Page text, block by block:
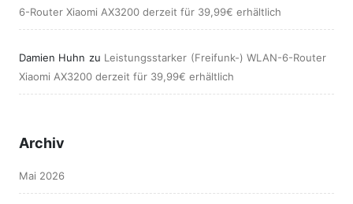
6-Router Xiaomi AX3200 derzeit für 39,99€ erhältlich
Damien Huhn zu Leistungsstarker (Freifunk-) WLAN-6-Router
Xiaomi AX3200 derzeit für 39,99€ erhältlich
Archiv
Mai 2026